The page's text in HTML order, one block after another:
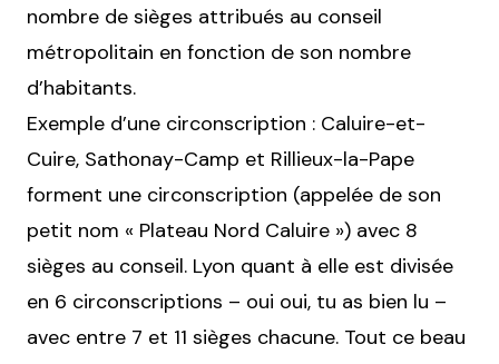
nombre de sièges attribués au conseil
métropolitain en fonction de son nombre
d’habitants.
Exemple d’une circonscription : Caluire-et-
Cuire, Sathonay-Camp et Rillieux-la-Pape
forment une circonscription (appelée de son
petit nom « Plateau Nord Caluire ») avec 8
sièges au conseil. Lyon quant à elle est divisée
en 6 circonscriptions – oui oui, tu as bien lu –
avec entre 7 et 11 sièges chacune. Tout ce beau